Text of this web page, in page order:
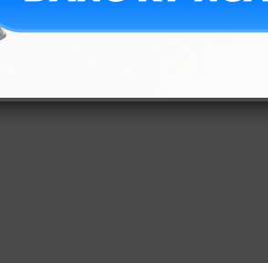
Điều khoản dịch vụ